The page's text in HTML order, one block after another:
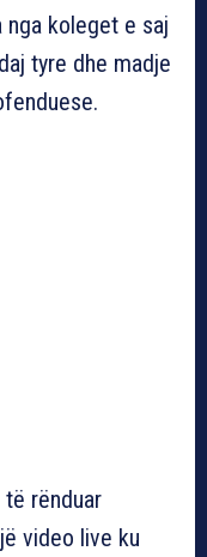
nga koleget e saj
tyre dhe madje
të rënduar
video live ku